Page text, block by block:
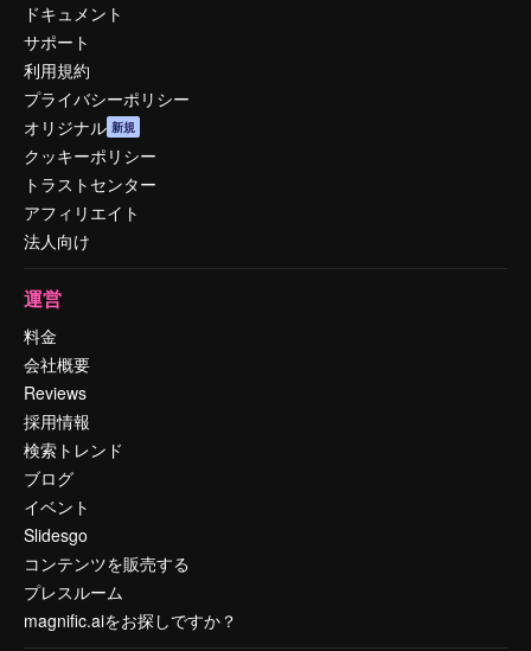
ドキュメント
サポート
利用規約
プライバシーポリシー
オリジナル 新規
クッキーポリシー
トラストセンター
アフィリエイト
法人向け
運営
料金
会社概要
Reviews
採用情報
検索トレンド
ブログ
イベント
Slidesgo
コンテンツを販売する
プレスルーム
magnific.aiをお探しですか？